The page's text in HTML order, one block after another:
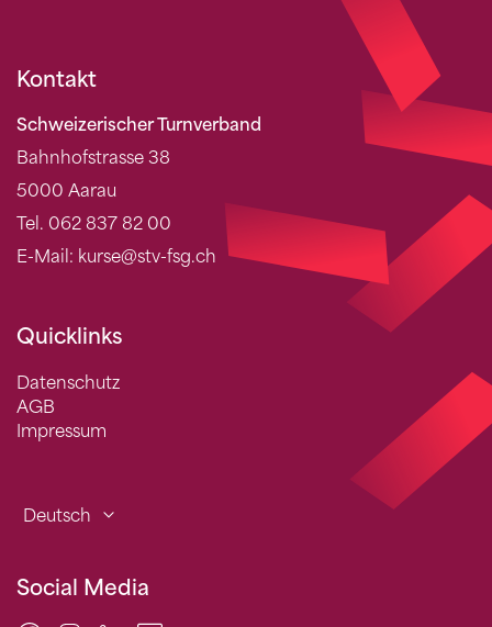
Kontakt
Schweizerischer Turnverband
Bahnhofstrasse 38
5000 Aarau
Tel. 062 837 82 00
E-Mail: kurse@stv-fsg.ch
Quicklinks
Datenschutz
AGB
Impressum
Deutsch
Social Media